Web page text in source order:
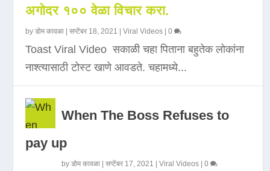
अगोदर १०० वेळा विचार करा.
byडोम कावळा |सप्टेंबर 18, 2021 |Viral Videos |0
Toast Viral Video सकाळी चहा पिताना बहुतेक लोकांना
नाश्त्यासाठी टोस्ट खाणे आवडते. चहामध्ये...
When The Boss Refuses to
pay up
byडोम कावळा |सप्टेंबर 17, 2021 |Viral Videos |0